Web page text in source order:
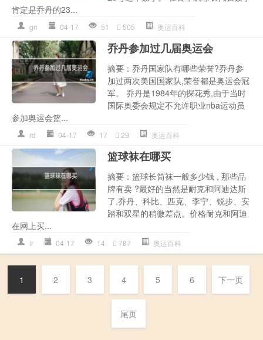
肯定是乔丹的23...
gn 04-17 51 505 奥运百科
乔丹参加过几届奥运会
摘要：乔丹国家队有哪些荣誉?乔丹参
加过两次美国国家队,荣誉都是奥运会冠
军。 乔丹是1984年的探花秀,由于当时
国际奥委会规定不允许职业nba运动员
参加奥运会篮...
rd 04-17 17 29 奥运百科
篮球袜在哪买
摘要：篮球长筒袜一般多少钱 , 那些品
牌有卖 ?最好的当然是耐克和阿迪达斯
了,乔丹、科比、匹克、李宁、锐步、安
踏和双星的稍微差点。价格耐克和阿迪
在网上买...
lr 04-17 14 787 奥运百科
1 2 3 4 5 6 下一页
尾页